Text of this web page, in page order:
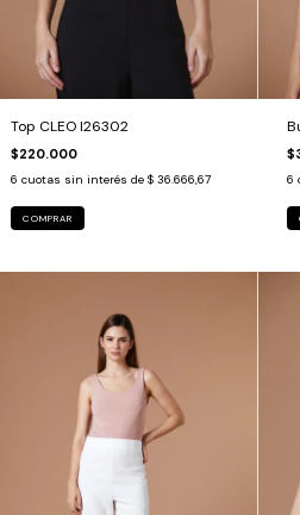
Top CLEO I26302
$220.000
6 cuotas sin interés de $ 36.666,67
COMPRAR
6